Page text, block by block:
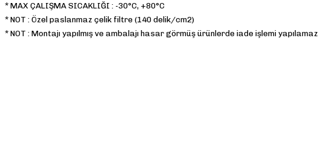
*MAX ÇALIŞMA SICAKLIĞI : -30°C, +80°C
*NOT :Özel paslanmaz çelik filtre (140 delik/cm2)
*NOT :Montajı yapılmış ve ambalajı hasar görmüş ürünlerde iade işlemi yapılamaz